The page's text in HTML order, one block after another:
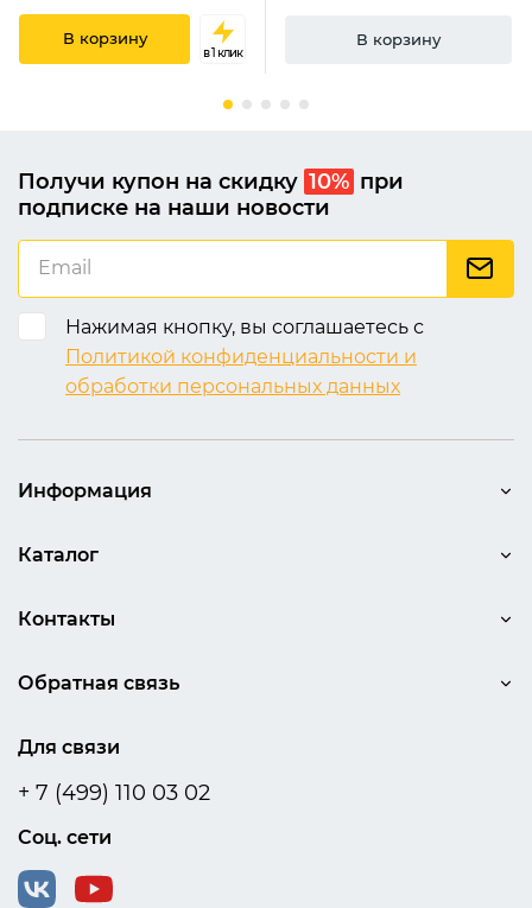
В корзину
в 1 клик
В корзину
Получи купон на скидку 10% при
подписке на наши новости
Нажимая кнопку, вы соглашаетесь с
Политикой конфиденциальности и
обработки персональных данных
Информация
Каталог
Контакты
Для связи
+ 7 (499) 110 03 02
Соц. сети
Обратная связь